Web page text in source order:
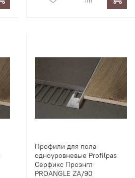
Профили для пола
одноуровневые Profilpas
Серфикс Проэнгл
PROANGLE ZA/90